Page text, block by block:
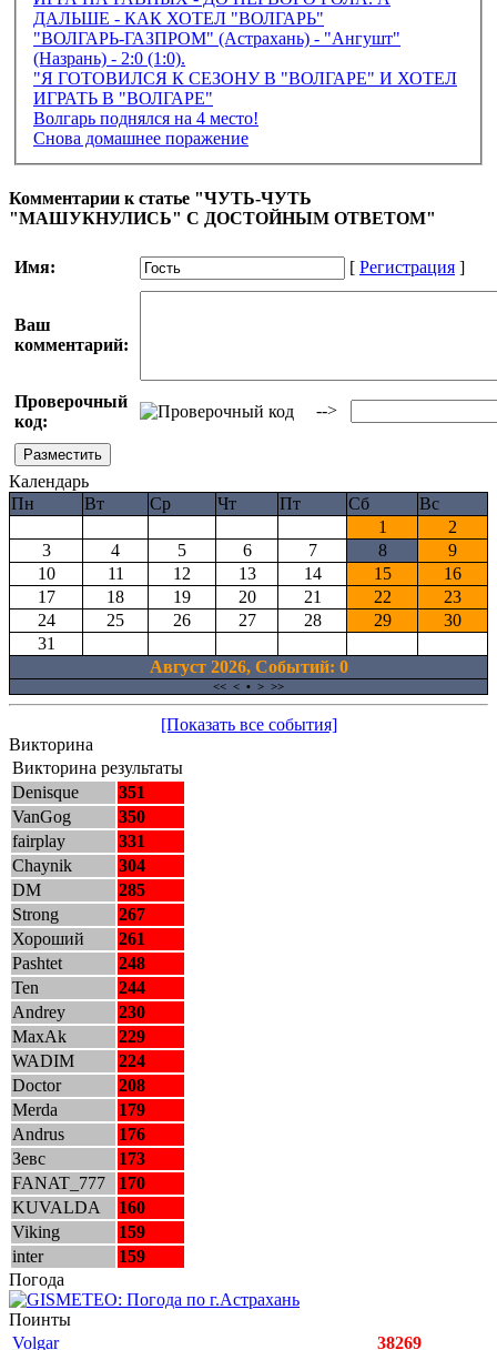
ДАЛЬШЕ - КАК ХОТЕЛ "ВОЛГАРЬ"
"ВОЛГАРЬ-ГАЗПРОМ" (Астрахань) - "Ангушт"
(Назрань) - 2:0 (1:0).
"Я ГОТОВИЛСЯ К СЕЗОНУ В "ВОЛГАРЕ" И ХОТЕЛ
ИГРАТЬ В "ВОЛГАРЕ"
Волгарь поднялся на 4 место!
Снова домашнее поражение
Комментарии к статье "ЧУТЬ-ЧУТЬ
"МАШУКНУЛИСЬ" С ДОСТОЙНЫМ ОТВЕТОМ"
Имя: [ Регистрация ]
Ваш
комментарий:
Проверочный
код:
-->
Календарь
Пн
Вт Ср Чт Пт Сб
Вс
1
2
3
4 5 6 7 8
9
10
11 12 13 14 15
16
17
18 19 20 21 22
23
24
25 26 27 28 29
30
31
Август 2026, Cобытий: 0
<< < • > >>
[Показать все события]
Викторина
Викторина результаты
Denisque
351
VanGog
350
fairplay
331
Chaynik
304
DM
285
Strong
267
Хороший
261
Pashtet
248
Ten
244
Andrey
230
MaxAk
229
WADIM
224
Doctor
208
Merda
179
Andrus
176
Зевс
173
FANAT_777
170
KUVALDA
160
Viking
159
inter
159
Погода
Поинты
Volgar
38269